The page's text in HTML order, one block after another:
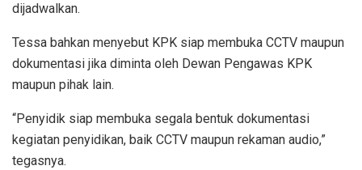
dijadwalkan.
Tessa bahkan menyebut KPK siap membuka CCTV maupun
dokumentasi jika diminta oleh Dewan Pengawas KPK
maupun pihak lain.
“Penyidik siap membuka segala bentuk dokumentasi
kegiatan penyidikan, baik CCTV maupun rekaman audio,”
tegasnya.